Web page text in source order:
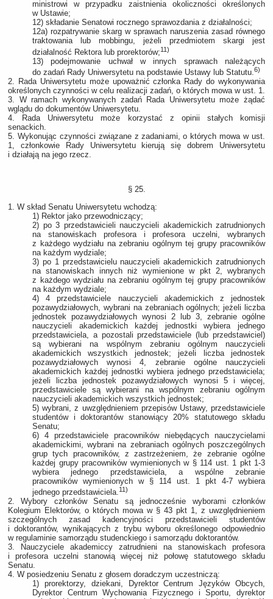
ministrowi w przypadku zaistnienia okoliczności określonych
w Ustawie;
12) składanie Senatowi rocznego sprawozdania z działalności;
12a) rozpatrywanie skarg w sprawach naruszenia zasad równego
traktowania lub mobbingu, jeżeli przedmiotem skargi jest
działalność Rektora lub prorektorów;11)
13) podejmowanie uchwał w innych sprawach należących
do zadań Rady Uniwersytetu na podstawie Ustawy lub Statutu.6)
2. Rada Uniwersytetu może upoważnić członka Rady do wykonywania
określonych czynności w celu realizacji zadań, o których mowa w ust. 1.
3. W ramach wykonywanych zadań Rada Uniwersytetu może żądać
wglądu do dokumentów Uniwersytetu.
4. Rada Uniwersytetu może korzystać z opinii stałych komisji
senackich.
5. Wykonując czynności związane z zadaniami, o których mowa w ust.
1, członkowie Rady Uniwersytetu kierują się dobrem Uniwersytetu
i działają na jego rzecz.
§ 25.
1. W skład Senatu Uniwersytetu wchodzą:
1) Rektor jako przewodniczący;
2) po 3 przedstawicieli nauczycieli akademickich zatrudnionych
na stanowiskach profesora i profesora uczelni, wybranych
z każdego wydziału na zebraniu ogólnym tej grupy pracowników
na każdym wydziale;
3) po 1 przedstawicielu nauczycieli akademickich zatrudnionych
na stanowiskach innych niż wymienione w pkt 2, wybranych
z każdego wydziału na zebraniu ogólnym tej grupy pracowników
na każdym wydziale;
4) 4 przedstawiciele nauczycieli akademickich z jednostek
pozawydziałowych, wybrani na zebraniach ogólnych; jeżeli liczba
jednostek pozawydziałowych wynosi 2 lub 3, zebranie ogólne
nauczycieli akademickich każdej jednostki wybiera jednego
przedstawiciela, a pozostali przedstawiciele (lub przedstawiciel)
są wybierani na wspólnym zebraniu ogólnym nauczycieli
akademickich wszystkich jednostek; jeżeli liczba jednostek
pozawydziałowych wynosi 4, zebranie ogólne nauczycieli
akademickich każdej jednostki wybiera jednego przedstawiciela;
jeżeli liczba jednostek pozawydziałowych wynosi 5 i więcej,
przedstawiciele są wybierani na wspólnym zebraniu ogólnym
nauczycieli akademickich wszystkich jednostek;
5) wybrani, z uwzględnieniem przepisów Ustawy, przedstawiciele
studentów i doktorantów stanowiący 20% statutowego składu
Senatu;
6) 4 przedstawiciele pracowników niebędących nauczycielami
akademickimi, wybrani na zebraniach ogólnych poszczególnych
grup tych pracowników, z zastrzeżeniem, że zebranie ogólne
każdej grupy pracowników wymienionych w § 114 ust. 1 pkt 1-3
wybiera jednego przedstawiciela, a wspólne zebranie
pracowników wymienionych w § 114 ust. 1 pkt 4-7 wybiera
jednego przedstawiciela.11)
2. Wybory członków Senatu są jednocześnie wyborami członków
Kolegium Elektorów, o których mowa w § 43 pkt 1, z uwzględnieniem
szczególnych zasad kadencyjności przedstawicieli studentów
i doktorantów, wynikających z trybu wyboru określonego odpowiednio
w regulaminie samorządu studenckiego i samorządu doktorantów.
3. Nauczyciele akademiccy zatrudnieni na stanowiskach profesora
i profesora uczelni stanowią więcej niż połowę statutowego składu
Senatu.
4. W posiedzeniu Senatu z głosem doradczym uczestniczą:
1) prorektorzy, dziekani, Dyrektor Centrum Języków Obcych,
Dyrektor Centrum Wychowania Fizycznego i Sportu, dyrektor